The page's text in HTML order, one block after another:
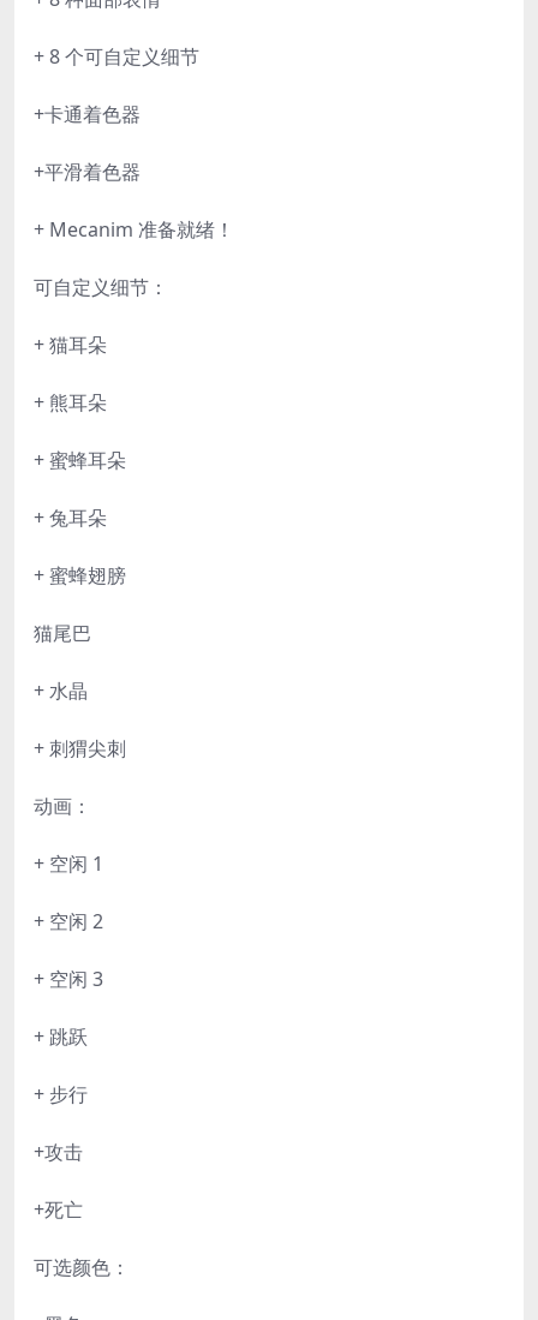
+ 8 个可自定义细节
+卡通着色器
+平滑着色器
+ Mecanim 准备就绪！
可自定义细节：
+ 猫耳朵
+ 熊耳朵
+ 蜜蜂耳朵
+ 兔耳朵
+ 蜜蜂翅膀
猫尾巴
+ 水晶
+ 刺猬尖刺
动画：
+ 空闲 1
+ 空闲 2
+ 空闲 3
+ 跳跃
+ 步行
+攻击
+死亡
可选颜色：